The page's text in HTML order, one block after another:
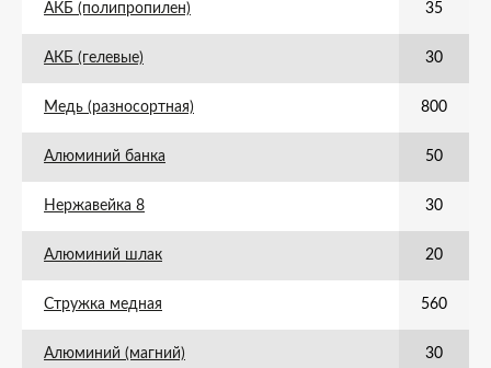
АКБ (полипропилен) 35
АКБ (гелевые) 30
Медь (разносортная) 800
Алюминий банка 50
Нержавейка 8 30
Алюминий шлак 20
Стружка медная 560
Алюминий (магний) 30